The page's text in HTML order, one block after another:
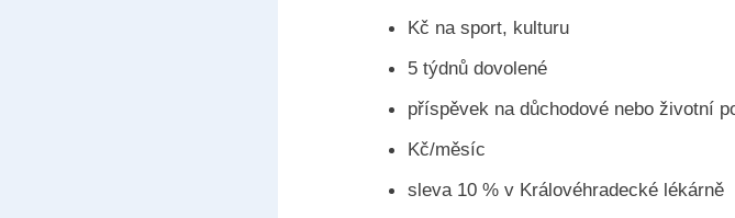
Kč na sport, kulturu
5 týdnů dovolené
příspěvek na důchodové nebo životní
Kč/měsíc
sleva 10 % v Královéhradecké lékárně